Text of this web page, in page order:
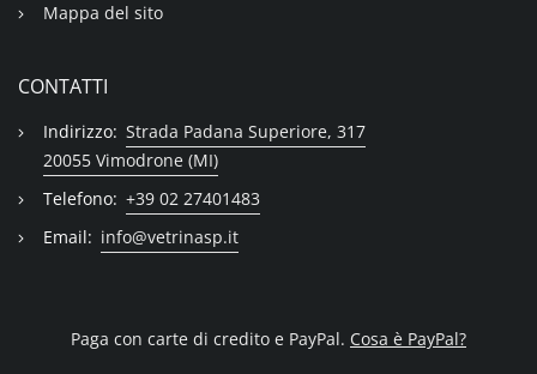
Mappa del sito
CONTATTI
Indirizzo: Strada Padana Superiore, 317
20055 Vimodrone (MI)
Telefono: +39 02 27401483
Email: info@vetrinasp.it
Paga con carte di credito e PayPal. Cosa è PayPal?